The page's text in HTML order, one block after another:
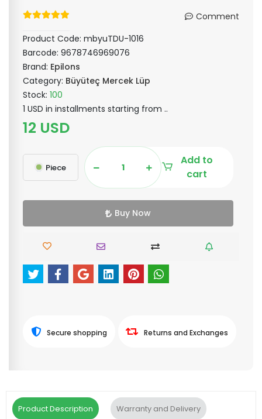
Comment
Product Code: mbyuTDU-1016
Barcode: 9678746969076
Brand: Epilons
Category: Büyüteç Mercek Lüp
Stock: 100
1 USD in installments starting from ..
12 USD
Piece
Add to
cart
Buy Now
Secure shopping Returns and Exchanges
Product Description Warranty and Delivery